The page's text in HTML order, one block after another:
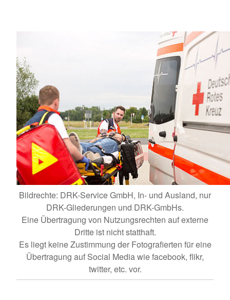
Bildrechte: DRK-Service GmbH, In- und Ausland, nur
DRK-Gliederungen und DRK-GmbHs.
Eine Übertragung von Nutzungsrechten auf externe
Dritte ist nicht statthaft.
Es liegt keine Zustimmung der Fotografierten für eine
Übertragung auf Social Media wie facebook, flikr,
twitter, etc. vor.